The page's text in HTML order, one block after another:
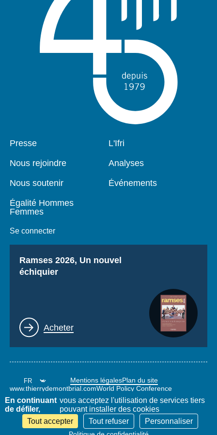
Pied
Presse
Nous rejoindre
Nous soutenir
Égalité Hommes
Femmes
Se connecter
Navigation
L'Ifri
Analyses
Événements
Titre
Ramses 2026, Un nouvel
échiquier
Lien
Acheter
Mentions légalesPlan du site
www.thierrydemontbrial.comWorld Policy Conference
Blog Politique étrangère
En continuant
de défiler,
vous acceptez l'utilisation de services tiers
pouvant installer des cookies
Tout accepter
Tout refuser Personnaliser